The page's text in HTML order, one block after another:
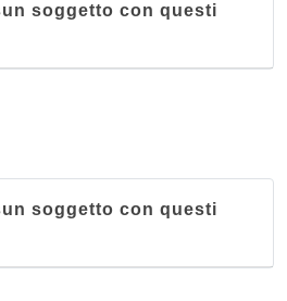
soggetto con questi
soggetto con questi